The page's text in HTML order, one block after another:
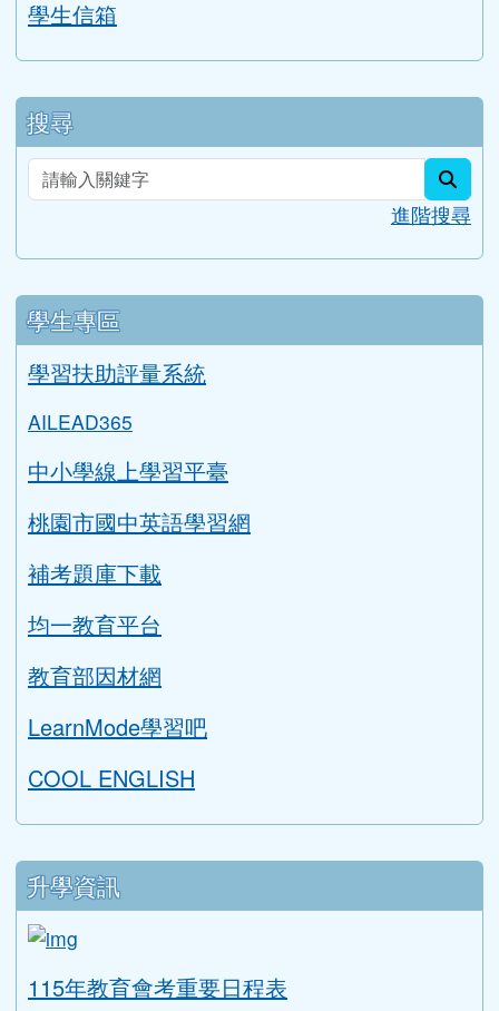
進階搜尋
學習扶助評量系統
AILEAD365
中小學線上學習平臺
桃園市國中英語學習網
補考題庫下載
均一教育平台
教育部因材網
LearnMode學習吧
COOL ENGLISH
link to https://tyc.entry.edu.tw/
ink to https://tyc.entry.edu.tw/NoExamImitate_TL/
115年教育會考重要日程表
桃園智學吧